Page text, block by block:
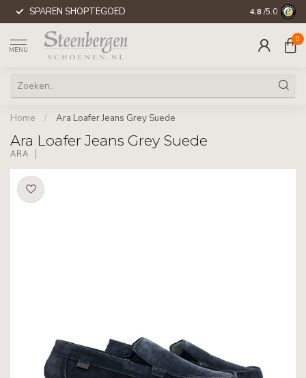
SPAREN SHOPTEGOED 4.8 /5.0
MENU
0
Home / Ara Loafer Jeans Grey Suede
Ara Loafer Jeans Grey Suede
ARA